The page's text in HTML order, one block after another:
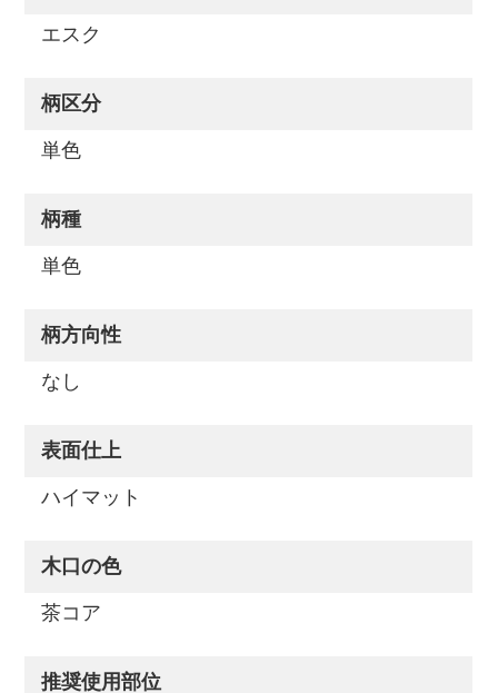
エスク
柄区分
単色
柄種
単色
柄方向性
なし
表面仕上
ハイマット
木口の色
茶コア
推奨使用部位